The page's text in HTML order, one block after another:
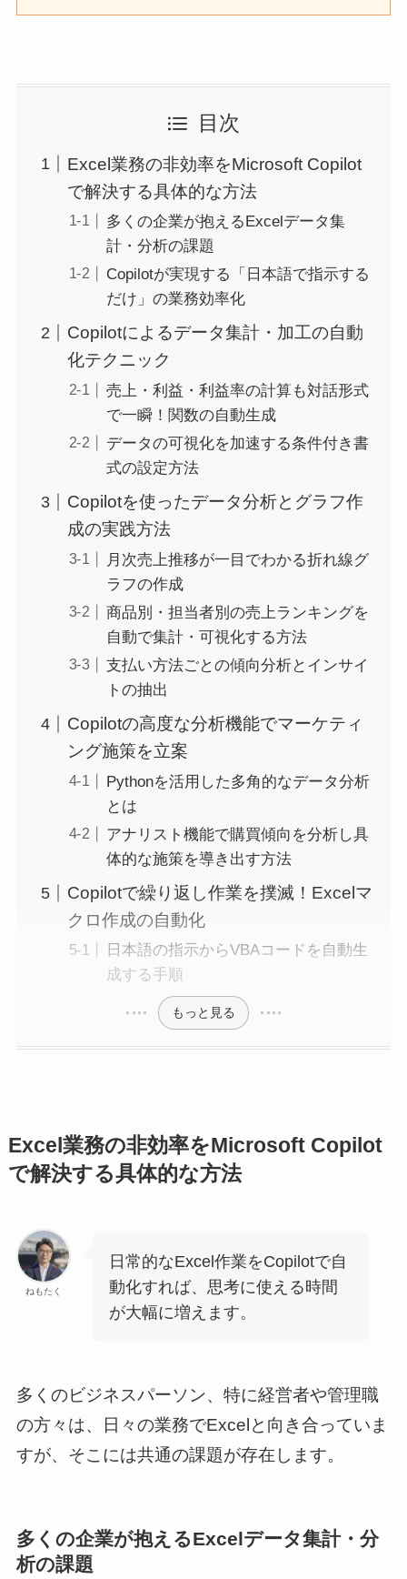
目次
Excel業務の非効率をMicrosoft Copilot
で解決する具体的な方法
多くの企業が抱えるExcelデータ集
計・分析の課題
Copilotが実現する「日本語で指示する
だけ」の業務効率化
Copilotによるデータ集計・加工の自動
化テクニック
売上・利益・利益率の計算も対話形式
で一瞬！関数の自動生成
データの可視化を加速する条件付き書
式の設定方法
Copilotを使ったデータ分析とグラフ作
成の実践方法
月次売上推移が一目でわかる折れ線グ
ラフの作成
商品別・担当者別の売上ランキングを
自動で集計・可視化する方法
支払い方法ごとの傾向分析とインサイ
トの抽出
Copilotの高度な分析機能でマーケティ
ング施策を立案
Pythonを活用した多角的なデータ分析
とは
アナリスト機能で購買傾向を分析し具
体的な施策を導き出す方法
Copilotで繰り返し作業を撲滅！Excelマ
クロ作成の自動化
日本語の指示からVBAコードを自動生
成する手順
もっと見る
Excel業務の非効率をMicrosoft Copilot
で解決する具体的な方法
ねもたく
日常的なExcel作業をCopilotで自
動化すれば、思考に使える時間
が大幅に増えます。
多くのビジネスパーソン、特に経営者や管理職
の方々は、日々の業務でExcelと向き合っていま
すが、そこには共通の課題が存在します。
多くの企業が抱えるExcelデータ集計・分
析の課題